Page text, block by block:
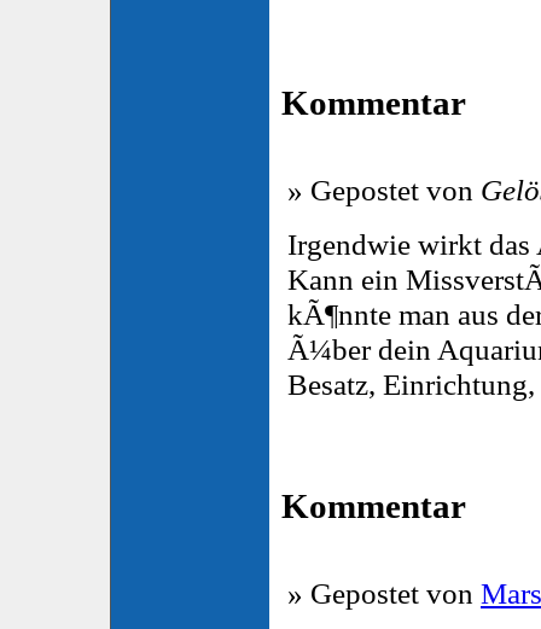
Kommentar
» Gepostet von
Irgendwie wirkt
Kann ein
kÃ¶nnte man aus
Ã¼ber dein
Besatz, Einrichtung,
Kommentar
» Gepostet von